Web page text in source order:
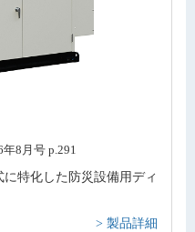
8月号 p.291
に特化した防災設備用ディ
> 製品詳細